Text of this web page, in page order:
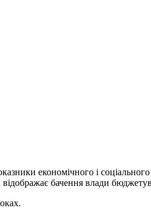
економічного і
бачення влади